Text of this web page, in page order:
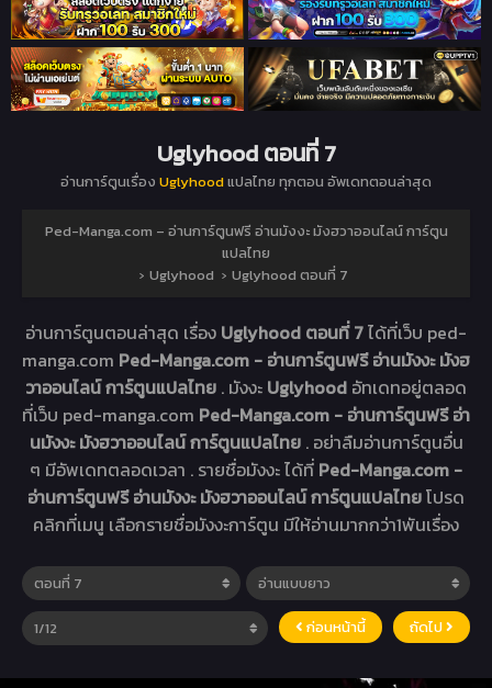
Uglyhood ตอนที่ 7
อ่านการ์ตูนเรื่อง Uglyhoodแปลไทย ทุกตอน อัพเดทตอนล่าสุด
Ped-Manga.com – อ่านการ์ตูนฟรี อ่านมังงะ มังฮวาออนไลน์ การ์ตูน
แปลไทย
› Uglyhood › Uglyhood ตอนที่ 7
อ่านการ์ตูนตอนล่าสุด เรื่อง Uglyhood ตอนที่ 7ได้ที่เว็บ ped-
manga.com Ped-Manga.com - อ่านการ์ตูนฟรี อ่านมังงะ มังฮ
วาออนไลน์ การ์ตูนแปลไทย . มังงะ Uglyhood อัทเดทอยู่ตลอด
ที่เว็บ ped-manga.com Ped-Manga.com - อ่านการ์ตูนฟรี อ่า
นมังงะ มังฮวาออนไลน์ การ์ตูนแปลไทย . อย่าลืมอ่านการ์ตูนอื่น
ๆ มีอัพเดทตลอดเวลา . รายชื่อมังงะ ได้ที่ Ped-Manga.com -
อ่านการ์ตูนฟรี อ่านมังงะ มังฮวาออนไลน์ การ์ตูนแปลไทยโปรด
คลิกที่เมนู เลือกรายชื่อมังงะการ์ตูน มีให้อ่านมากกว่า1พันเรื่อง
ก่อนหน้านี้ ถัดไป